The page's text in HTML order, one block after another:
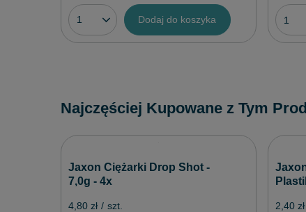
Dodaj do koszyka
Najczęściej Kupowane z Tym
Jaxon Ciężarki Drop Shot -
7,0g - 4x
4,80 zł / szt. 2,40 zł